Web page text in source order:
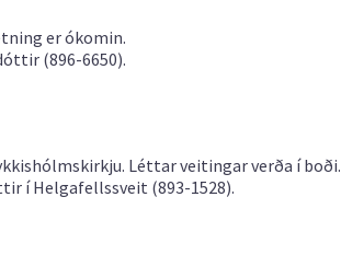
er ókomin.
(896-6650).
Léttar veitingar verða í boði.
í Helgafellssveit (893-1528).